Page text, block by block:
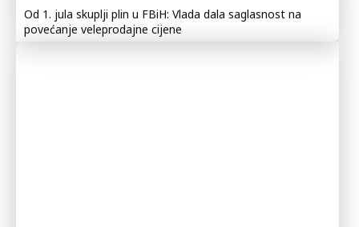
Od 1. jula skuplji plin u FBiH: Vlada dala saglasnost na
povećanje veleprodajne cijene